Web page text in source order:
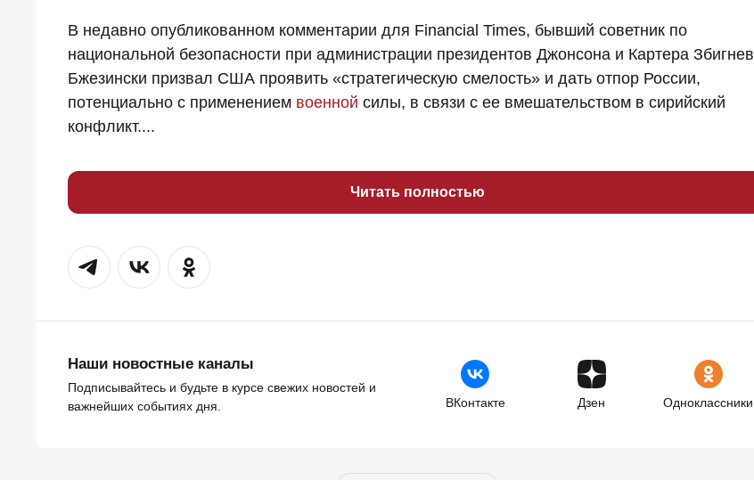
В недавно опубликованном комментарии для Financial Times, бывший советник по
национальной безопасности при администрации президентов Джонсона и Картера Збигнев
Бжезински призвал США проявить «стратегическую смелость» и дать отпор России,
потенциально с применением военной силы, в связи с ее вмешательством в сирийский
конфликт....
Читать полностью
Наши новостные каналы
Подписывайтесь и будьте в курсе свежих новостей и
важнейших событиях дня.
ВКонтакте Дзен Одноклассники